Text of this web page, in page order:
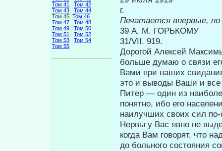
Том 41
Том 42
Том 43
Том 44
Том 45 Том 46
Том 47
Том 48
Том 49
Том 50
Том 51
Том 52
Том 53
Том 54
Том 55
Печатается впервые, по
39 А. М. ГОРЬКОМУ
31/VII. 919.
Дорогой Алексей
больше думаю о связи
Вами при наших
это и выводы Ваши и
Питер — один из
понятно, ибо его
наилучших своих сил по-
Нервы у Вас явно не
когда Вам говорят, что
до больного состояния